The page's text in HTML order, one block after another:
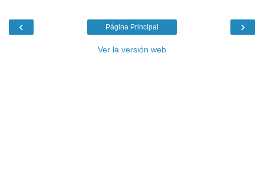
‹ ›
Página Principal
Ver la versión web